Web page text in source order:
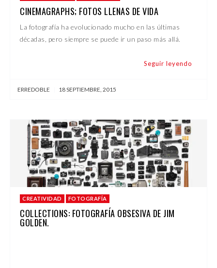
CONTACTO
CINEMAGRAPHS; FOTOS LLENAS DE VIDA
La fotografía ha evolucionado mucho en las últimas
décadas, pero siempre se puede ir un paso más allá.
Seguir leyendo
ERREDOBLE 18 SEPTIEMBRE, 2015
CREATIVIDAD FOTOGRAFÍA
COLLECTIONS: FOTOGRAFÍA OBSESIVA DE JIM
GOLDEN.